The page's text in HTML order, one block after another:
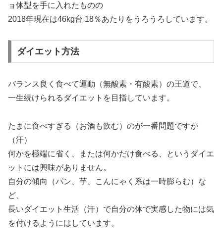
ョ体型を手に入れたものの
2018年現在は46kg台 18％あたりをうろうろしています。
ダイエット方法
バランス良く食べて運動（無酸素・有酸素）の王道で、
一生続けられるダイエットを目指しています。
たまに食べすぎる（お酒も飲む）のが一番問題ですが
（汗）
何かを極端に省く、または何かだけ食べる、というダイエ
ットには興味がありません。
自分の傾向（パン、芋、こんにゃく系は一時膨らむ）な
ど、
長いダイエット生活（汗）で自分の体で実感した物には気
を付けるようにはしています。